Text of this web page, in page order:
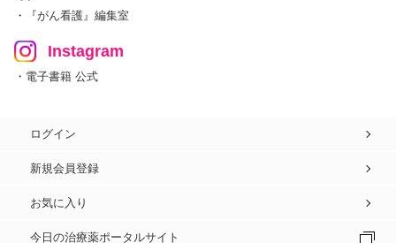
・『がん看護』編集室
Instagram
・電子書籍 公式
ログイン
新規会員登録
お気に入り
今日の治療薬ポータルサイト